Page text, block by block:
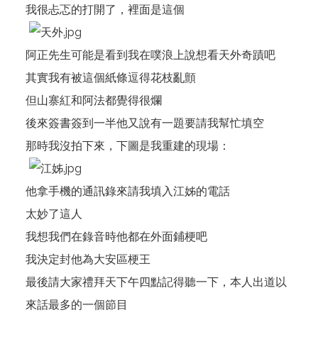
我很忐忑的打開了，裡面是這個
阿正先生可能是看到我在噗浪上說想看天外奇蹟吧
其實我有被這個紙條逗得花枝亂顫
但山寨紅和阿法都覺得很爛
後來簽書簽到一半他又說有一題要請我幫忙填空
那時我沒拍下來，下圖是我重建的現場：
他拿手機的通訊錄來請我填入江姊的電話
太妙了這人
我想我們在錄音時他都在外面鋪梗吧
我決定封他為大安區梗王
最後請大家禮拜天下午四點記得聽一下，本人出道以
來話最多的一個節目